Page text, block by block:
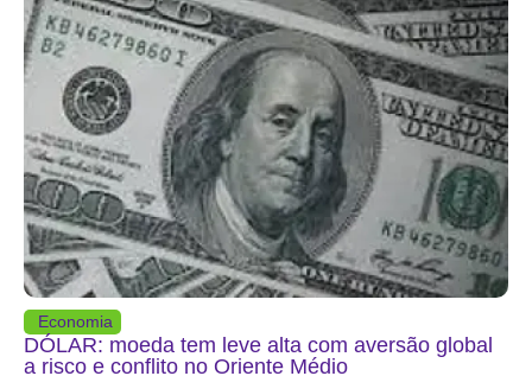
Economia
DÓLAR: moeda tem leve alta com aversão global
a risco e conflito no Oriente Médio